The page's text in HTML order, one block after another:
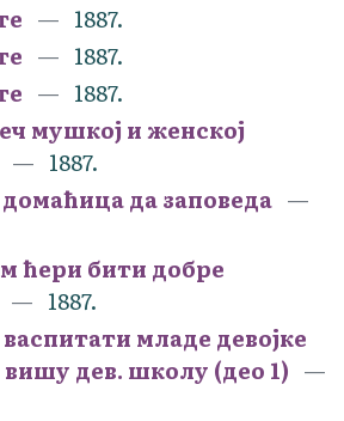
1887.
1887.
1887.
мушкој и женској
1887.
да заповеда
ћери бити добре
1887.
младе девојке
дев. школу (део 1)